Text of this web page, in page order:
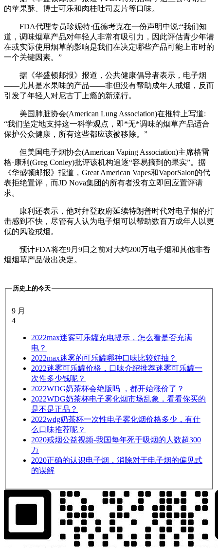
的苹果酥、博士可乐和肉桂吐司麦片等口味。
FDA代理专员珍妮特·伍德考克在一份声明中说:“我们知
道，调味烟草产品对年轻人非常有吸引力，因此评估青少年潜
在或实际使用烟草的影响是我们在决定哪些产品可能上市时的
一个关键因素。”
据《华盛顿邮报》报道，公共健康倡导者表示，电子烟
——尤其是水果味的产品——非但没有帮助成年人戒烟，反而
引发了年轻人对尼古丁上瘾的新流行。
美国肺脏协会(American Lung Association)在推特上写道:
“我们坚定地支持这一科学观点，即*无*调味的烟草产品适合
保护公众健康，所有这些都应该被移除。”
但美国电子烟协会(American Vaping Association)主席格雷
格·康利(Greg Conley)批评该机构追逐“容易摘到的果实”。 据
《华盛顿邮报》报道，Great American Vapes和VaporSalon的代
表拒绝置评，而JD Nova集团的所有者没有立即回应置评请
求。
康利还表示，他对拜登政府延续特朗普时代对电子烟的打
击感到不快，尽管有人认为电子烟可以帮助数百万成年人以更
低的风险戒烟。
预计FDA将在9月9日之前对大约200万电子烟和其他非香
烟烟草产品做出决定。
历史上的今天
9 月
4
2022max迷雾可乐罐充电提示，怎么看是否充满
电？
2022max迷雾的可乐罐哪种口味比较好抽？
2022迷雾可乐罐价格，口味介绍推荐迷雾可乐罐一
次性多少钱呢？
2022WDG奶茶杯会绝版吗 ，都开始涨价了？
2022WDG奶茶杯电子雾化烟市场乱象，看看你买的
是不是正品？
2022wdg奶茶杯一次性电子雾化烟价格多少，有什
么口味推荐呢？
2020戒烟公益视频-我国每年死于吸烟的人数超300
万
2020正确的认识电子烟，消除对于电子烟的偏见式
的误解